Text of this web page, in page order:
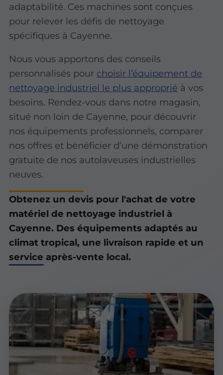
adaptabilité. Ces machines sont conçues
pour relever les défis de nettoyage
spécifiques à Cayenne.
Nous vous apportons des conseils
personnalisés pour choisir l’équipement de
nettoyage industriel le plus approprié à vos
besoins. Rendez-vous dans notre magasin,
situé non loin de Cayenne, pour découvrir
nos équipements professionnels, comparer
nos offres et bénéficier d’une démonstration
gratuite de nos autolaveuses industrielles
neuves.
Obtenez un devis pour l'achat de votre
matériel de nettoyage industriel à
Cayenne. Des équipements adaptés au
climat tropical, une livraison rapide et un
service après-vente local.